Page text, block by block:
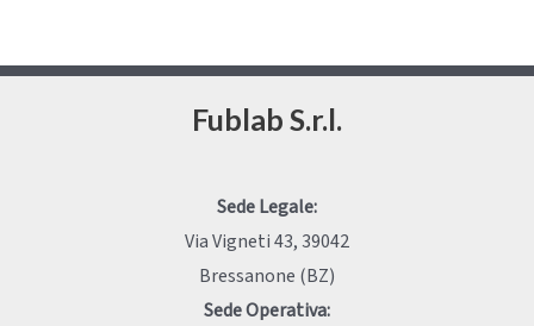
Fublab S.r.l.
Sede Legale:
Via Vigneti 43, 39042
Bressanone (BZ)
Sede Operativa: